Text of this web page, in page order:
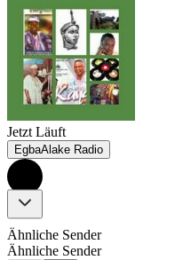
Jetzt Läuft
EgbaAlake Radio
Ähnliche Sender
Ähnliche Sender